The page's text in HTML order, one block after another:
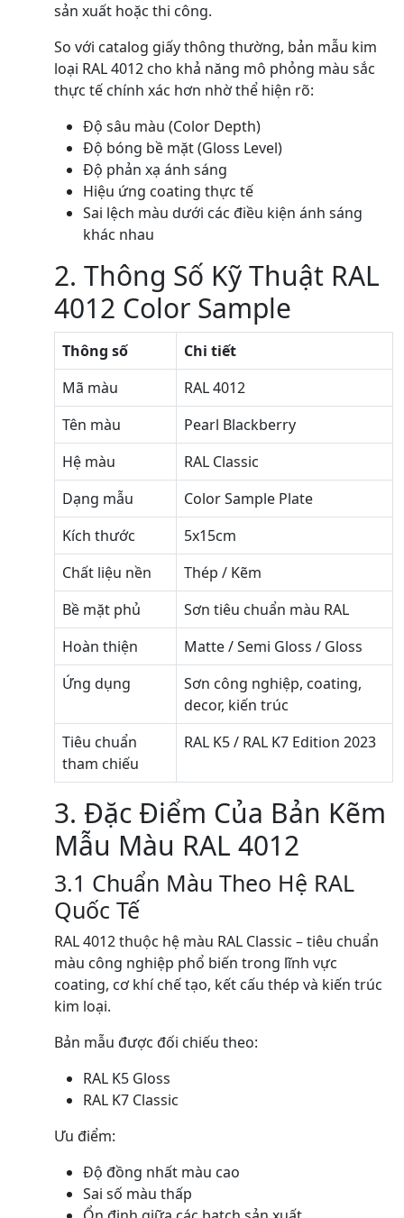
sản xuất hoặc thi công.
So với catalog giấy thông thường, bản mẫu kim
loại RAL 4012 cho khả năng mô phỏng màu sắc
thực tế chính xác hơn nhờ thể hiện rõ:
Độ sâu màu (Color Depth)
Độ bóng bề mặt (Gloss Level)
Độ phản xạ ánh sáng
Hiệu ứng coating thực tế
Sai lệch màu dưới các điều kiện ánh sáng
khác nhau
2. Thông Số Kỹ Thuật RAL
4012 Color Sample
Thông số
Chi tiết
Mã màu
RAL 4012
Tên màu
Pearl Blackberry
Hệ màu
RAL Classic
Dạng mẫu
Color Sample Plate
Kích thước
5x15cm
Chất liệu nền
Thép / Kẽm
Bề mặt phủ
Sơn tiêu chuẩn màu RAL
Hoàn thiện
Matte / Semi Gloss / Gloss
Ứng dụng
Sơn công nghiệp, coating,
decor, kiến trúc
Tiêu chuẩn
tham chiếu
RAL K5 / RAL K7 Edition 2023
3. Đặc Điểm Của Bản Kẽm
Mẫu Màu RAL 4012
3.1 Chuẩn Màu Theo Hệ RAL
Quốc Tế
RAL 4012 thuộc hệ màu RAL Classic – tiêu chuẩn
màu công nghiệp phổ biến trong lĩnh vực
coating, cơ khí chế tạo, kết cấu thép và kiến trúc
kim loại.
Bản mẫu được đối chiếu theo:
RAL K5 Gloss
RAL K7 Classic
Ưu điểm:
Độ đồng nhất màu cao
Sai số màu thấp